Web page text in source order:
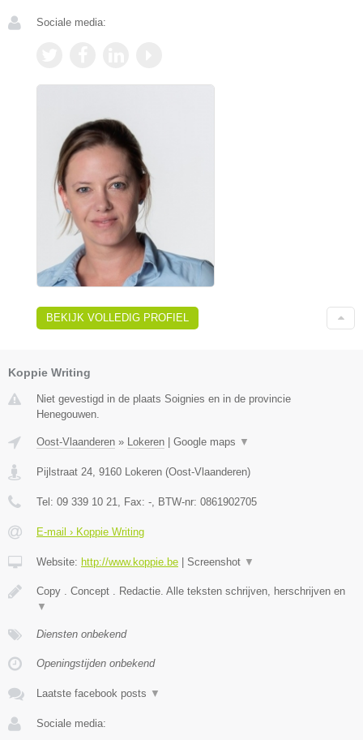
Sociale media:
BEKIJK VOLLEDIG PROFIEL
Koppie Writing
Niet gevestigd in de plaats Soignies en in de provincie
Henegouwen.
Oost-Vlaanderen » Lokeren Google maps ▼
Pijlstraat 24 9160 Lokeren (Oost-Vlaanderen)
Tel: 09 339 10 21 , Fax: - , BTW-nr: 0861902705
E-mail › Koppie Writing
Website: http://www.koppie.be Screenshot ▼
Copy . Concept . Redactie. Alle teksten schrijven, herschrijven en
▼
Diensten onbekend
Openingstijden onbekend
Laatste facebook posts ▼
Sociale media: